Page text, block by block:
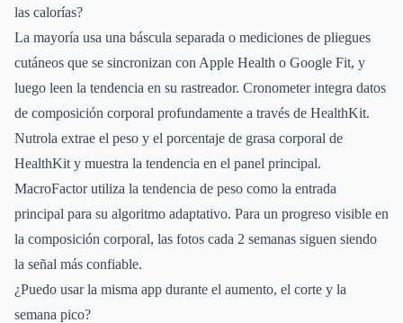
las calorías?
La mayoría usa una báscula separada o mediciones de pliegues
cutáneos que se sincronizan con Apple Health o Google Fit, y
luego leen la tendencia en su rastreador. Cronometer integra datos
de composición corporal profundamente a través de HealthKit.
Nutrola extrae el peso y el porcentaje de grasa corporal de
HealthKit y muestra la tendencia en el panel principal.
MacroFactor utiliza la tendencia de peso como la entrada
principal para su algoritmo adaptativo. Para un progreso visible en
la composición corporal, las fotos cada 2 semanas siguen siendo
la señal más confiable.
¿Puedo usar la misma app durante el aumento, el corte y la
semana pico?